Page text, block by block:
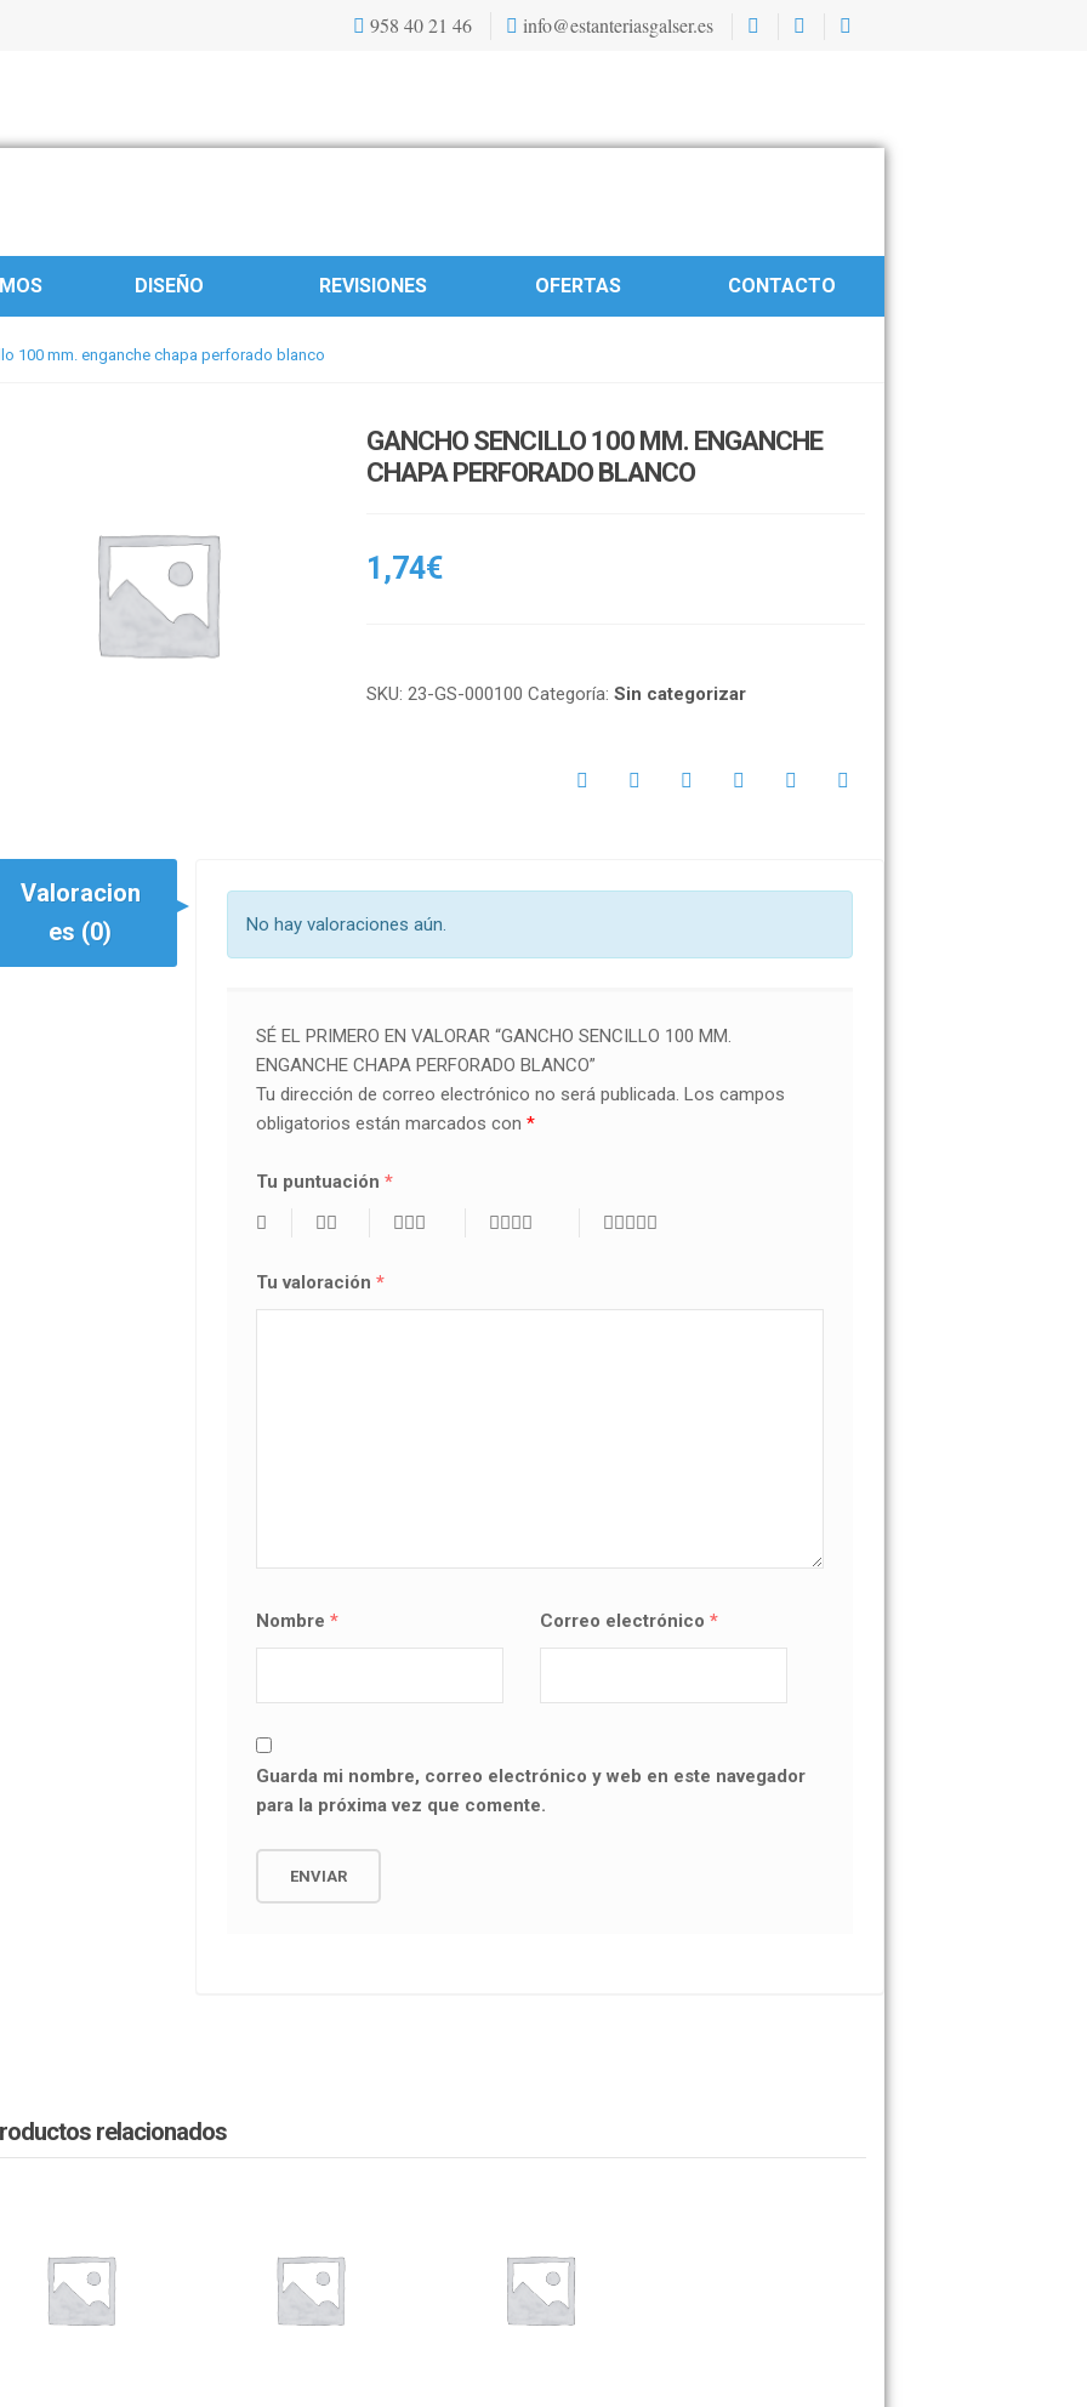
958 40 21 46 info@estanteriasgalser.es
DISEÑO REVISIONES OFERTAS CONTACTO
100 mm. enganche chapa perforado blanco
GANCHO SENCILLO 100 MM. ENGANCHE
CHAPA PERFORADO BLANCO
1,74€
SKU:23-GS-000100 Categoría:Sin categorizar
Valoracion
es (0)
No hay valoraciones aún.
SÉ EL PRIMERO EN VALORAR “GANCHO SENCILLO 100 MM.
ENGANCHE CHAPA PERFORADO BLANCO”
Tu dirección de correo electrónico no será publicada. Los campos
obligatorios están marcados con*
Tu puntuación*
Tu valoración*
Nombre* Correo electrónico *
Guarda mi nombre, correo electrónico y web en este navegador
para la próxima vez que comente.
relacionados